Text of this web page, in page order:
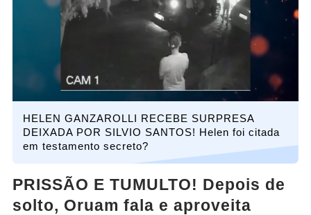
HELEN GANZAROLLI RECEBE SURPRESA
DEIXADA POR SILVIO SANTOS! Helen foi citada
em testamento secreto?
PRISSÃO E TUMULTO! Depois de
solto, Oruam fala e aproveita